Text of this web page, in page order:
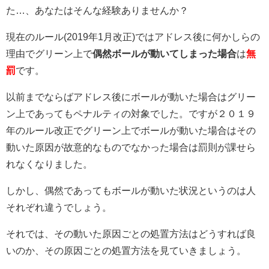
た…、あなたはそんな経験ありませんか？
現在のルール(2019年1月改正)ではアドレス後に何かしらの
理由でグリーン上で偶然ボールが動いてしまった場合は無
罰です。
以前までならばアドレス後にボールが動いた場合はグリー
ン上であってもペナルティの対象でした。ですが２０１９
年のルール改正でグリーン上でボールが動いた場合はその
動いた原因が故意的なものでなかった場合は罰則が課せら
れなくなりました。
しかし、偶然であってもボールが動いた状況というのは人
それぞれ違うでしょう。
それでは、その動いた原因ごとの処置方法はどうすれば良
いのか、その原因ごとの処置方法を見ていきましょう。